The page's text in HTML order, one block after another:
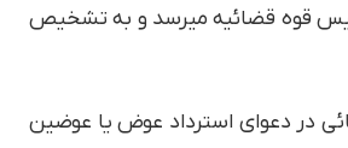
قوه قضائیه می­رسد و به تشخیص
در دعوای استرداد عوض یا عوضین